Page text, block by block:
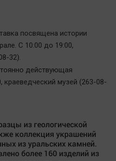
посвящена истории
С 10:00 до 19:00,
32).
действующая
краеведческий музей (263-08-
из геологической
коллекция украшений
из уральских камней.
более 160 изделий из